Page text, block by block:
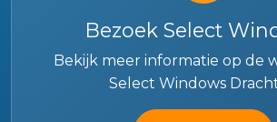
Bezoek Select
Bekijk meer informatie op de
Select Windows